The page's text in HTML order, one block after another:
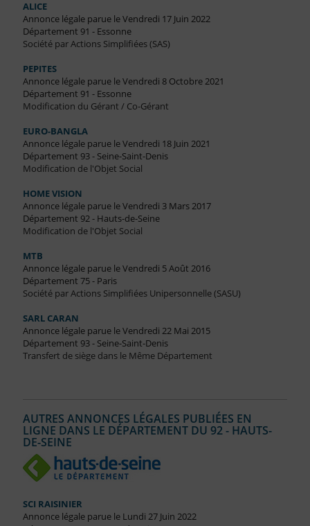
ALICE
Annonce légale parue le Vendredi 17 Juin 2022
Département 91 - Essonne
Société par Actions Simplifiées (SAS)
PEPITES
Annonce légale parue le Vendredi 8 Octobre 2021
Département 91 - Essonne
Modification du Gérant / Co-Gérant
EURO-BANGLA
Annonce légale parue le Vendredi 18 Juin 2021
Département 93 - Seine-Saint-Denis
Modification de l'Objet Social
HOME VISION
Annonce légale parue le Vendredi 3 Mars 2017
Département 92 - Hauts-de-Seine
Modification de l'Objet Social
MTB
Annonce légale parue le Vendredi 5 Août 2016
Département 75 - Paris
Société par Actions Simplifiées Unipersonnelle (SASU)
SARL CARAN
Annonce légale parue le Vendredi 22 Mai 2015
Département 93 - Seine-Saint-Denis
Transfert de siège dans le Même Département
AUTRES ANNONCES LÉGALES PUBLIÉES EN
LIGNE DANS LE DÉPARTEMENT DU 92 - HAUTS-
DE-SEINE
SCI RAISINIER
Annonce légale parue le Lundi 27 Juin 2022